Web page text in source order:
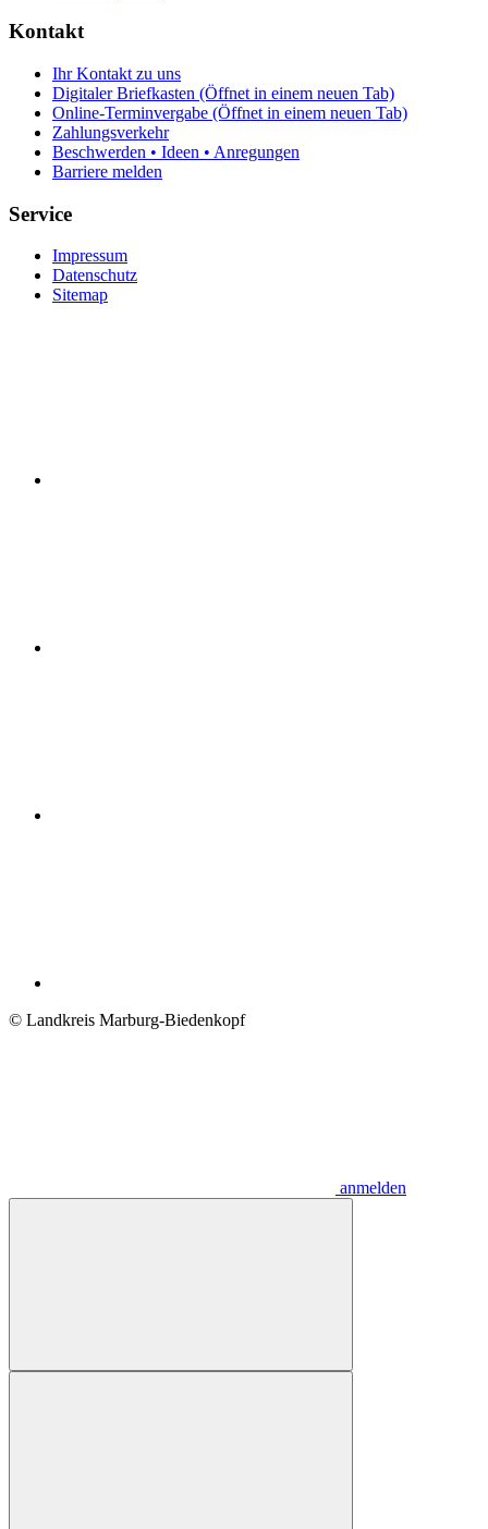
Kontakt
Ihr Kontakt zu uns
Digitaler Briefkasten (Öffnet in einem neuen Tab)
Online-Terminvergabe (Öffnet in einem neuen Tab)
Zahlungsverkehr
Beschwerden • Ideen • Anregungen
Barriere melden
Service
Impressum
Datenschutz
Sitemap
© Landkreis Marburg-Biedenkopf
anmelden